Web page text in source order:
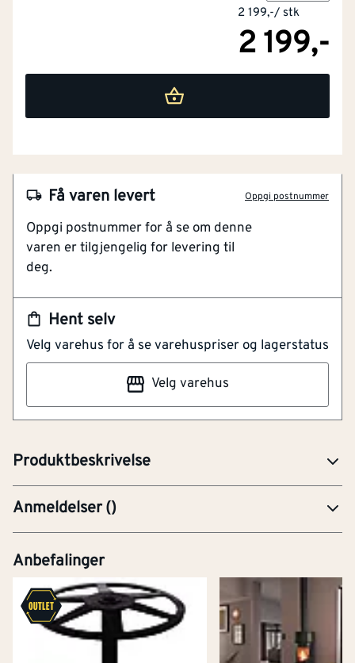
2 199,-/ stk
2 199,-
Hent selv
Velg varehus for å se varehuspriser og lagerstatus
Velg varehus
Få varen levert Oppgi postnummer
Oppgi postnummer for å se om denne
varen er tilgjengelig for levering til
deg.
Produktbeskrivelse
NOBB 60054195
Artikkelnummer
Jakke 22015 mørk marine 2xl med lett for. Metervaren
er quiltet. Pustende, vindtett og vannavvisende.
Moderne passform. Høy krave. Lukking med glidelås.
Innerlomme i nettmateriale. Brystlomme med glidelås.
Forlomme med glidelås. ID-kortholderen kan tas av.
Ergonomisk formede ermer gir god bevegelsesfrihet.
Anmeldelser()
Anbefalinger